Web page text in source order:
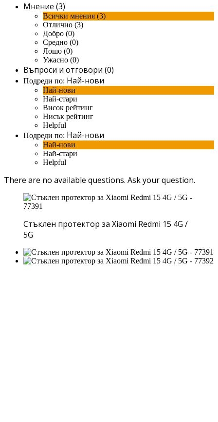
Мнение (3)
Всички мнения (3)
Отлично (3)
Добро (0)
Средно (0)
Лошо (0)
Ужасно (0)
Въпроси и отговори (0)
Подреди по: Най-нови
Най-нови
Най-стари
Висок рейтинг
Нисък рейтинг
Helpful
Подреди по: Най-нови
Най-нови
Най-стари
Helpful
There are no available questions. Ask your question.
Стъклен протектор за Xiaomi Redmi 15 4G /
5G